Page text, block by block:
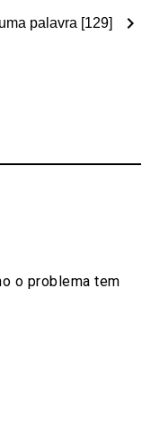
palavra [129] chevron_right
o problema tem